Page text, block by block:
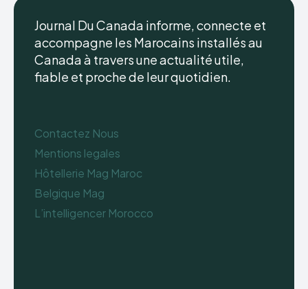
Journal Du Canada informe, connecte et
accompagne les Marocains installés au
Canada à travers une actualité utile,
fiable et proche de leur quotidien.
Contactez Nous
Mentions legales
Hôtellerie Mag Maroc
Belgique Mag
L’intelligencer Morocco